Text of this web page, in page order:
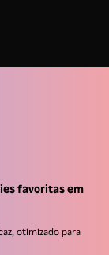
favoritas em
otimizado para